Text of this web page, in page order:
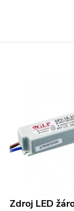
Zdroj LED